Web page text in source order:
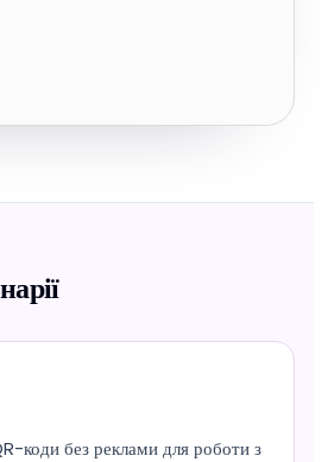
коди без реклами для роботи з